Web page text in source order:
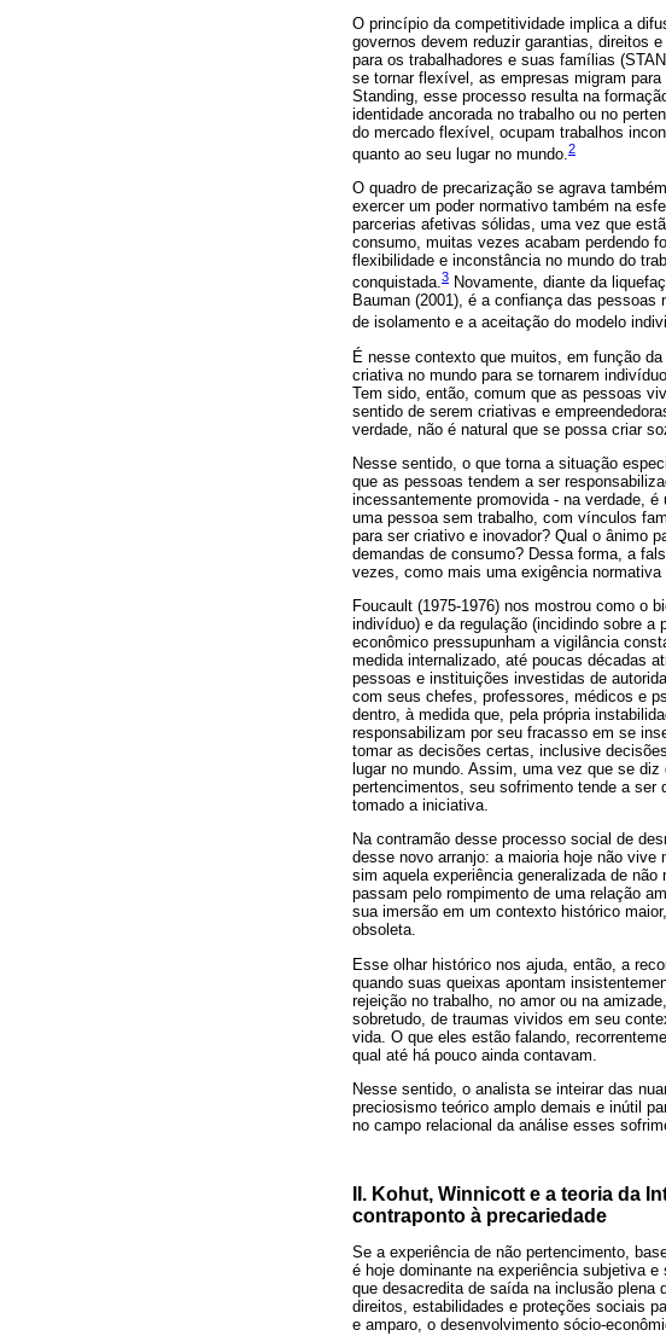
O princípio da competitividade implica a
governos devem reduzir garantias, direitos
para os trabalhadores e suas famílias
se tornar flexível, as empresas migram
Standing, esse processo resulta na
identidade ancorada no trabalho ou no
do mercado flexível, ocupam trabalhos
quanto ao seu lugar no mundo. 2
O quadro de precarização se agrava
exercer um poder normativo também na
parcerias afetivas sólidas, uma vez que
consumo, muitas vezes acabam perdendo
flexibilidade e inconstância no mundo do
conquistada.3 Novamente, diante da
Bauman (2001), é a confiança das
de isolamento e a aceitação do modelo
É nesse contexto que muitos, em função
criativa no mundo para se tornarem
Tem sido, então, comum que as pessoas
sentido de serem criativas e
verdade, não é natural que se possa criar
Nesse sentido, o que torna a situação
que as pessoas tendem a ser
incessantemente promovida - na verdade,
uma pessoa sem trabalho, com vínculos
para ser criativo e inovador? Qual o ânimo
demandas de consumo? Dessa forma, a
vezes, como mais uma exigência
Foucault (1975-1976) nos mostrou como o
indivíduo) e da regulação (incidindo sobre a
econômico pressupunham a vigilância
medida internalizado, até poucas décadas
pessoas e instituições investidas de
com seus chefes, professores, médicos e
dentro, à medida que, pela própria
responsabilizam por seu fracasso em se
tomar as decisões certas, inclusive
lugar no mundo. Assim, uma vez que se
pertencimentos, seu sofrimento tende a ser
tomado a iniciativa.
Na contramão desse processo social de
desse novo arranjo: a maioria hoje não
sim aquela experiência generalizada de
passam pelo rompimento de uma relação
sua imersão em um contexto histórico
obsoleta.
Esse olhar histórico nos ajuda, então, a
quando suas queixas apontam
rejeição no trabalho, no amor ou na
sobretudo, de traumas vividos em seu
vida. O que eles estão falando,
qual até há pouco ainda contavam.
Nesse sentido, o analista se inteirar das
preciosismo teórico amplo demais e inútil
no campo relacional da análise esses
II. Kohut, Winnicott e a teoria da
contraponto à precariedade
Se a experiência de não pertencimento,
é hoje dominante na experiência subjetiva
que desacredita de saída na inclusão plena
direitos, estabilidades e proteções sociais
e amparo, o desenvolvimento sócio-